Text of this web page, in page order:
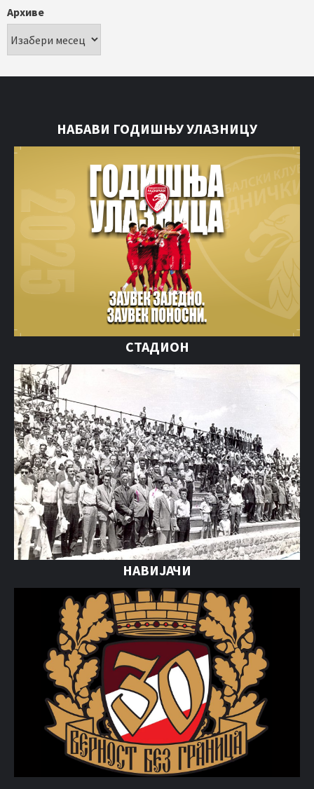
Архиве
НАБАВИ ГОДИШЊУ УЛАЗНИЦУ
СТАДИОН
НАВИЈАЧИ